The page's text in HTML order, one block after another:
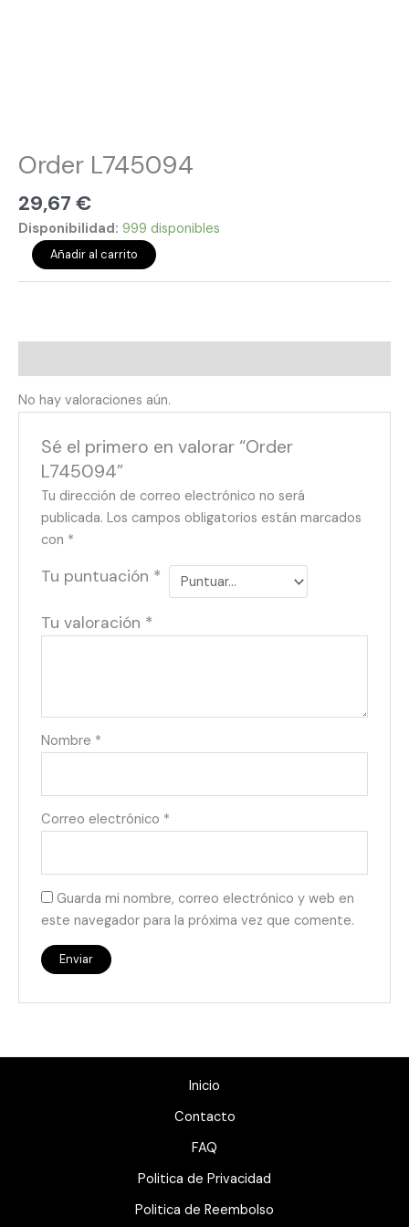
Order L745094
29,67 €
Disponibilidad: 999 disponibles
Añadir al carrito
No hay valoraciones aún.
Sé el primero en valorar “Order
L745094”
Tu dirección de correo electrónico no será
publicada. Los campos obligatorios están marcados
con *
Tu puntuación *
Tu valoración *
Nombre *
Correo electrónico *
Guarda mi nombre, correo electrónico y web en
este navegador para la próxima vez que comente.
Inicio
Contacto
FAQ
Politica de Privacidad
Politica de Reembolso